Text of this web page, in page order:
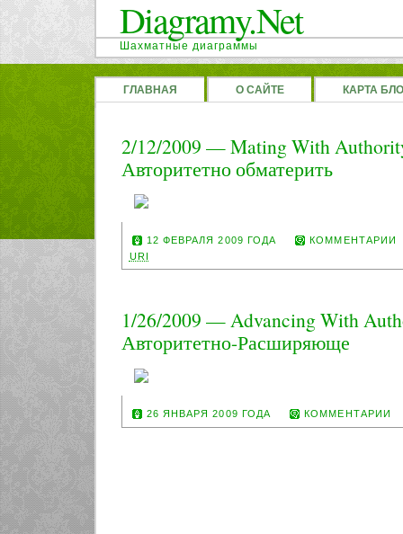
Diagramy.Net
Шахматные диаграммы
ГЛАВНАЯ О САЙТЕ КАРТА
2/12/2009 — Mating With
Авторитетно обматерить
12 ФЕВРАЛЯ 2009 ГОДА
КОММЕНТАРИИ
URI
1/26/2009 — Advancing With
Авторитетно-Расширяюще
26 ЯНВАРЯ 2009 ГОДА КОММЕНТАРИИ